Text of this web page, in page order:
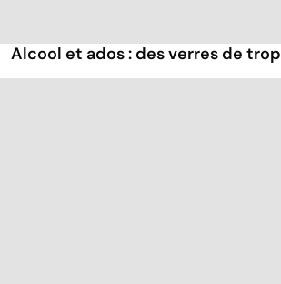
Alcool et ados : des verres de trop